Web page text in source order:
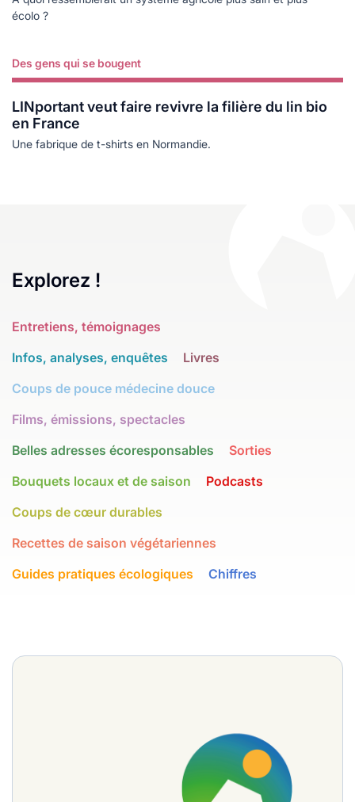
écolo ?
Des gens qui se bougent
LINportant veut faire revivre la filière du lin bio
en France
Une fabrique de t-shirts en Normandie.
Lire plus
Explorez !
Entretiens, témoignages
Infos, analyses, enquêtes
Livres
Coups de pouce médecine douce
Films, émissions, spectacles
Belles adresses écoresponsables
Sorties
Bouquets locaux et de saison
Podcasts
Coups de cœur durables
Recettes de saison végétariennes
Guides pratiques écologiques
Chiffres